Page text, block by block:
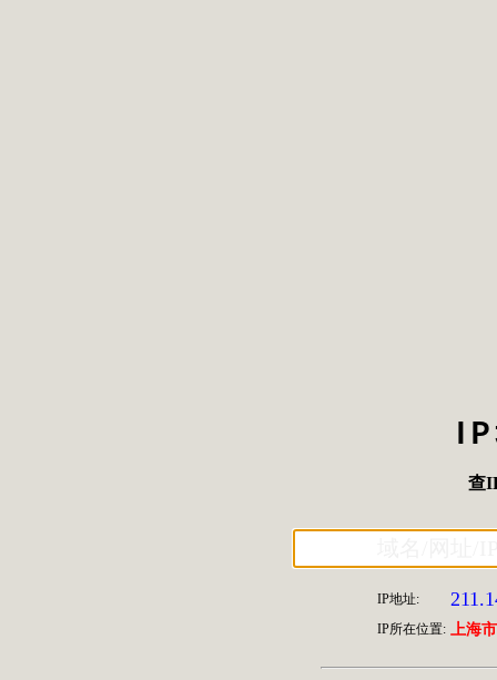
查
IP地址:
IP所在位置: 上海